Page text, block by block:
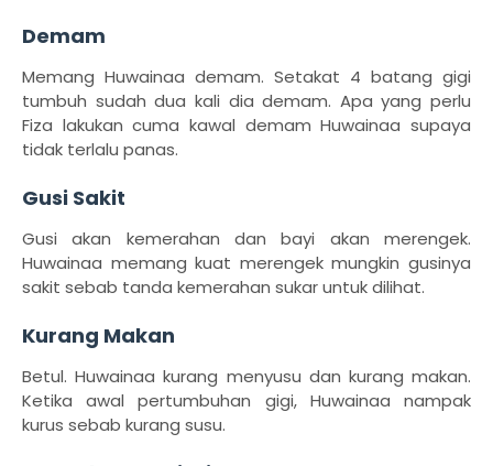
Demam
Memang Huwainaa demam. Setakat 4 batang gigi
tumbuh sudah dua kali dia demam. Apa yang perlu
Fiza lakukan cuma kawal demam Huwainaa supaya
tidak terlalu panas.
Gusi Sakit
Gusi akan kemerahan dan bayi akan merengek.
Huwainaa memang kuat merengek mungkin gusinya
sakit sebab tanda kemerahan sukar untuk dilihat.
Kurang Makan
Betul. Huwainaa kurang menyusu dan kurang makan.
Ketika awal pertumbuhan gigi, Huwainaa nampak
kurus sebab kurang susu.